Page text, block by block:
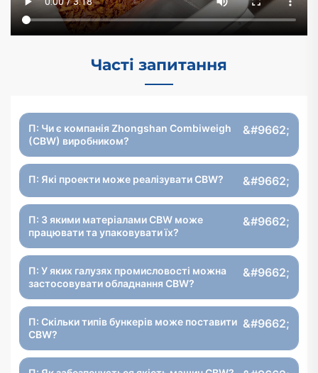
Часті запитання
П: Чи є компанія Zhongshan Combiweigh
(CBW) виробником?
П: Які проекти може реалізувати CBW?
П: З якими матеріалами CBW може
працювати та упаковувати їх?
П: У яких галузях промисловості можна
застосовувати обладнання CBW?
П: Скільки типів бункерів може поставити
CBW?